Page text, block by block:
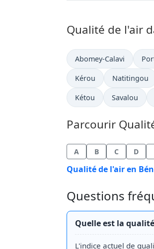
Qualité de l'air
Abomey-Calavi
Kérou Natitingou
Kétou Savalou
Parcourir
A B C D
Qualité de l'air en
Questions
Quelle est la
L'indice actuel de